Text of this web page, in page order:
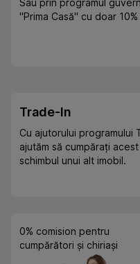
Sau prin programul
"Prima Casă" cu doar
Trade-In
Cu ajutorului programului
ajutăm să cumpărați
schimbul unui alt imobil.
0% comision pentru
cumpărători și chiriași